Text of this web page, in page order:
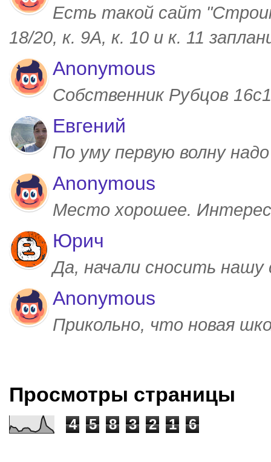
Есть такой сайт
18/20, к. 9А, к. 10 и к. 11
Anonymous
Собственник Рубцов
Евгений
По уму первую волну
Anonymous
Место хорошее.
Юрич
Да, начали сносить
Anonymous
Прикольно, что новая
Просмотры страницы
4 5 8 3 2 1 6